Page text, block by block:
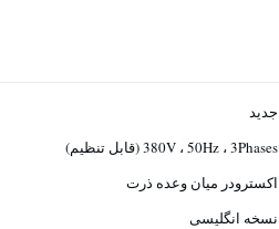
جدید
380V ، 50Hz ، 3Phases (قابل تنظیم)
اکسترودر میان وعده ذرت
نسخه انگلیسی